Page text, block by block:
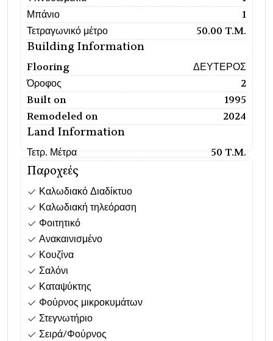
Μπάνιο
1
Τετραγωνικό μέτρο
50.00 T.M.
Building Information
Flooring
ΔΕΥΤΕΡΟΣ
Όροφος
2
Built on
1995
Remodeled on
2024
Land Information
Τετρ. Μέτρα 50 T.M.
Παροχεές
Καλωδιακό Διαδίκτυο
Καλωδιακή τηλεόραση
Φοιτητικό
Ανακαινισμένο
Κουζίνα
Σαλόνι
Καταψύκτης
Φούρνος μικροκυμάτων
Στεγνωτήριο
Σειρά/Φούρνος